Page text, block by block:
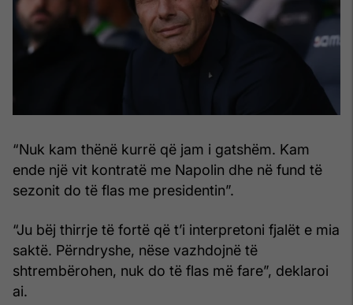
“Nuk kam thënë kurrë që jam i gatshëm. Kam
ende një vit kontratë me Napolin dhe në fund të
sezonit do të flas me presidentin”.
“Ju bëj thirrje të fortë që t’i interpretoni fjalët e mia
saktë. Përndryshe, nëse vazhdojnë të
shtrembërohen, nuk do të flas më fare”, deklaroi
ai.